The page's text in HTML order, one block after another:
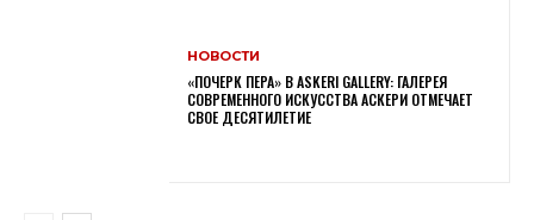
НОВОСТИ
«ПОЧЕРК ПЕРА» В ASKERI GALLERY: ГАЛЕРЕЯ
СОВРЕМЕННОГО ИСКУССТВА АСКЕРИ ОТМЕЧАЕТ
СВОЕ ДЕСЯТИЛЕТИЕ